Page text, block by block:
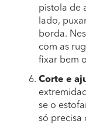
pistola de
lado,
borda.
com as
fixar bem
Corte e
se o
só precisa